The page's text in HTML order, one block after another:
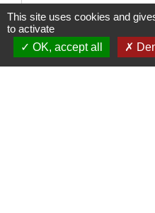
Guide de la maison
open_in_new
Institut national de la
This site uses cookies and
to activate
OK, accept all